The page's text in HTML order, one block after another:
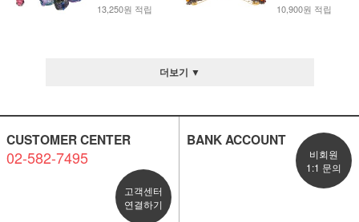
13,250원 적립 10,900원 적립
더보기 ▼
CUSTOMER CENTER
02-582-7495
고객센터
연결하기
BANK ACCOUNT
비회원
1:1 문의